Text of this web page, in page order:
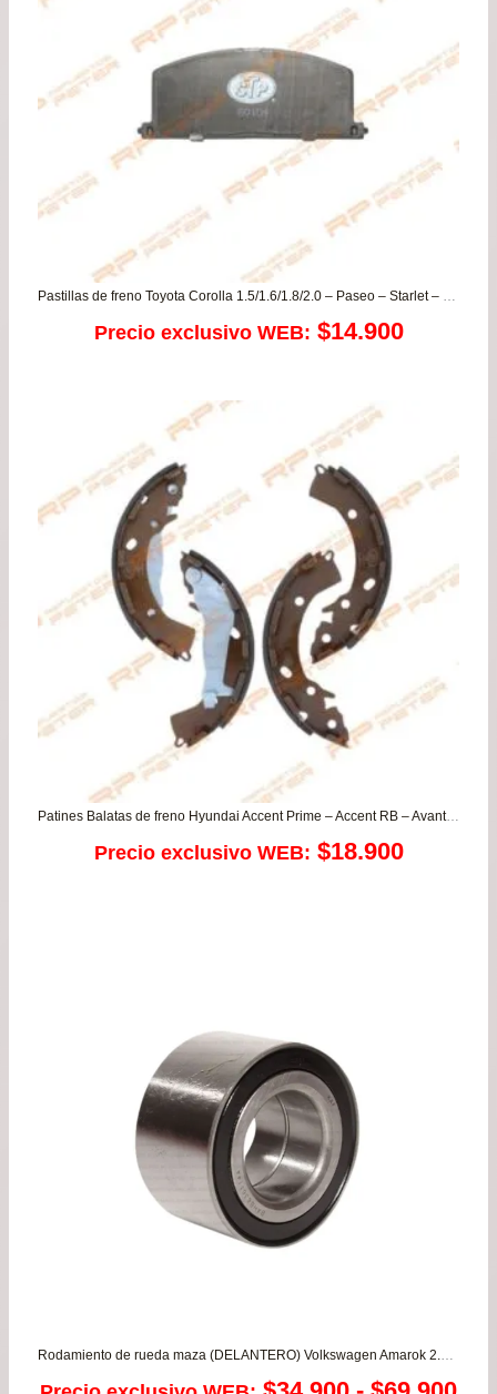
Pastillas de freno Toyota Corolla 1.5/1.6/1.8/2.0 – Paseo – Starlet – Tercel
Precio exclusivo WEB: $14.900
Patines Balatas de freno Hyundai Accent Prime – Accent RB – Avante – Elantra – Getz – I10 / Kia Cerato – Rio 3/4/5 – Soluto – Soul
Precio exclusivo WEB: $18.900
Rodamiento de rueda maza (DELANTERO) Volkswagen Amarok 2.0 /MAXUS T60